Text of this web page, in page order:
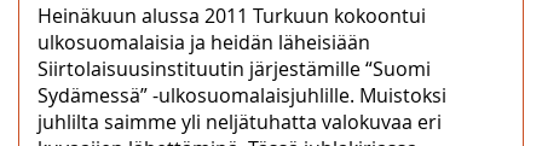
Heinäkuun alussa 2011 Turkuun kokoontui
ulkosuomalaisia ja heidän läheisiään
Siirtolaisuusinstituutin järjestämille “Suomi
Sydämessä” -ulkosuomalaisjuhlille. Muistoksi
juhlilta saimme yli neljätuhatta valokuvaa eri